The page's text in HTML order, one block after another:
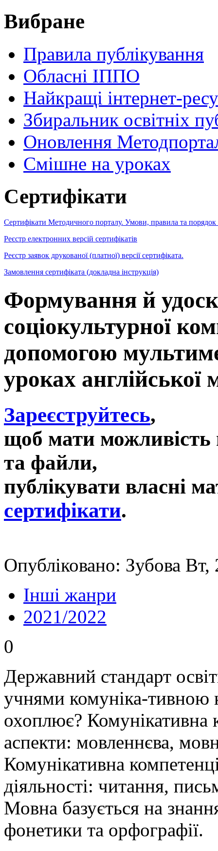
Вибране
Правила публікування
Обласні ІППО
Найкращі інтернет-
Збиральник освітніх
Оновлення
Cмішне на уроках
Сертифікати
Сертифікати Методичного порталу. Умови, правила та порядок
Реєстр електронних версій сертифікатів
Реєстр заявок друкованої (платної) версії сертифіката.
Замовлення сертифіката (докладна інструкція)
Формування й
соціокультурної
допомогою
уроках англійської
Зареєструйтесь,
щоб мати можливість
та файли,
публікувати власні
сертифікати.
Опубліковано: Зубова
Інші жанри
2021/2022
0
Державний стандарт
учнями комуніка-
охоплює? Комунікативна
аспекти: мовленнєва,
Комунікативна
діяльності: читання,
Мовна базується на
фонетики та орфографії.